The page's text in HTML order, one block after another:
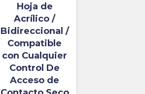
Hoja de
Acrílico /
Bidireccional /
Compatible
con Cualquier
Control De
Acceso de